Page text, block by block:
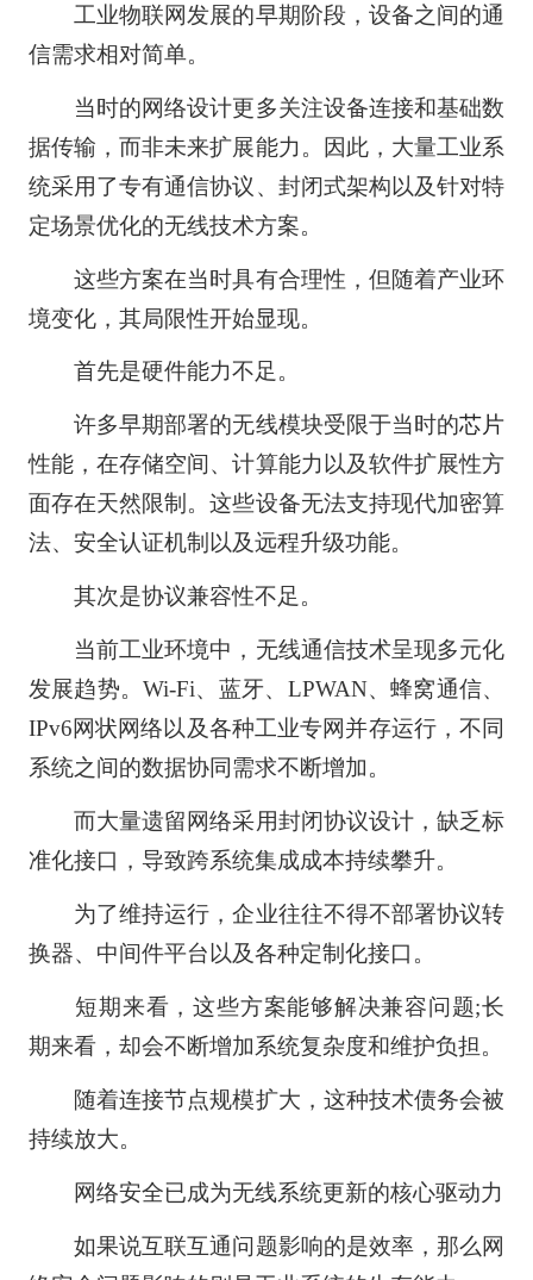
工业物联网发展的早期阶段，设备之间的通
信需求相对简单。
当时的网络设计更多关注设备连接和基础数
据传输，而非未来扩展能力。因此，大量工业系
统采用了专有通信协议、封闭式架构以及针对特
定场景优化的无线技术方案。
这些方案在当时具有合理性，但随着产业环
境变化，其局限性开始显现。
首先是硬件能力不足。
许多早期部署的无线模块受限于当时的芯片
性能，在存储空间、计算能力以及软件扩展性方
面存在天然限制。这些设备无法支持现代加密算
法、安全认证机制以及远程升级功能。
其次是协议兼容性不足。
当前工业环境中，无线通信技术呈现多元化
发展趋势。Wi-Fi、蓝牙、LPWAN、蜂窝通信、
IPv6网状网络以及各种工业专网并存运行，不同
系统之间的数据协同需求不断增加。
而大量遗留网络采用封闭协议设计，缺乏标
准化接口，导致跨系统集成成本持续攀升。
为了维持运行，企业往往不得不部署协议转
换器、中间件平台以及各种定制化接口。
短期来看，这些方案能够解决兼容问题;长
期来看，却会不断增加系统复杂度和维护负担。
随着连接节点规模扩大，这种技术债务会被
持续放大。
网络安全已成为无线系统更新的核心驱动力
如果说互联互通问题影响的是效率，那么网